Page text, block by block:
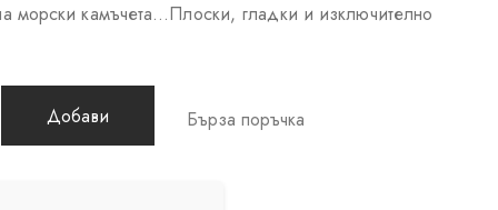
морски камъчета…Плоски, гладки и изключително
Добави Бърза поръчка